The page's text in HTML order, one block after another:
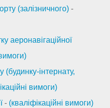
(залізничного) -
аеронавігаційної
(будинку-інтернату,
вимоги)
- (кваліфікаційні вимоги)